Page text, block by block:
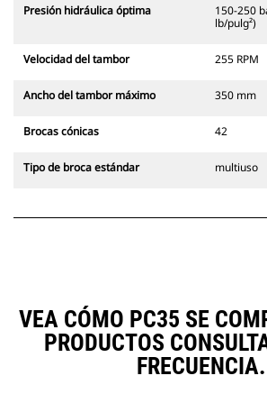
Presión hidráulica óptima
150-250
lb/pulg²)
Velocidad del tambor 255 RPM
Ancho del tambor máximo 350 mm
Brocas cónicas 42
Tipo de broca estándar multiuso
VEA CÓMO PC35 SE
PRODUCTOS
FRECUENCIA.